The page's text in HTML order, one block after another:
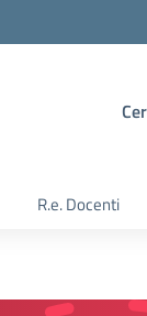
R.e. Docenti